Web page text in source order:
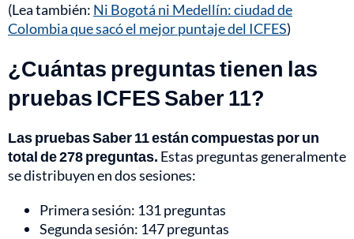
(Lea también: Ni Bogotá ni Medellín: ciudad de
Colombia que sacó el mejor puntaje del ICFES)
¿Cuántas preguntas tienen las
pruebas ICFES Saber 11?
Las pruebas Saber 11 están compuestas por un
total de 278 preguntas. Estas preguntas generalmente
se distribuyen en dos sesiones:
Primera sesión: 131 preguntas
Segunda sesión: 147 preguntas